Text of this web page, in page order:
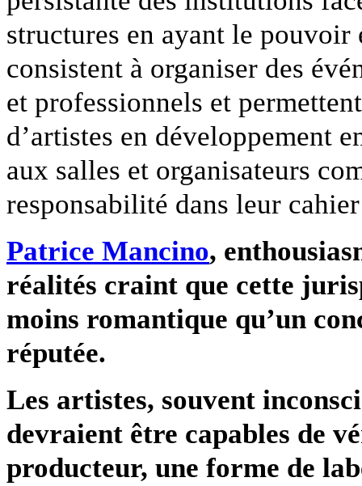
structures en ayant le
consistent à organiser des
et professionnels et
d’artistes en développement
aux salles et organisateurs
responsabilité dans leur
Patrice Mancino,
réalités craint que cette
moins romantique qu’un
réputée.
Les artistes, souvent
devraient être capables de
producteur, une forme de